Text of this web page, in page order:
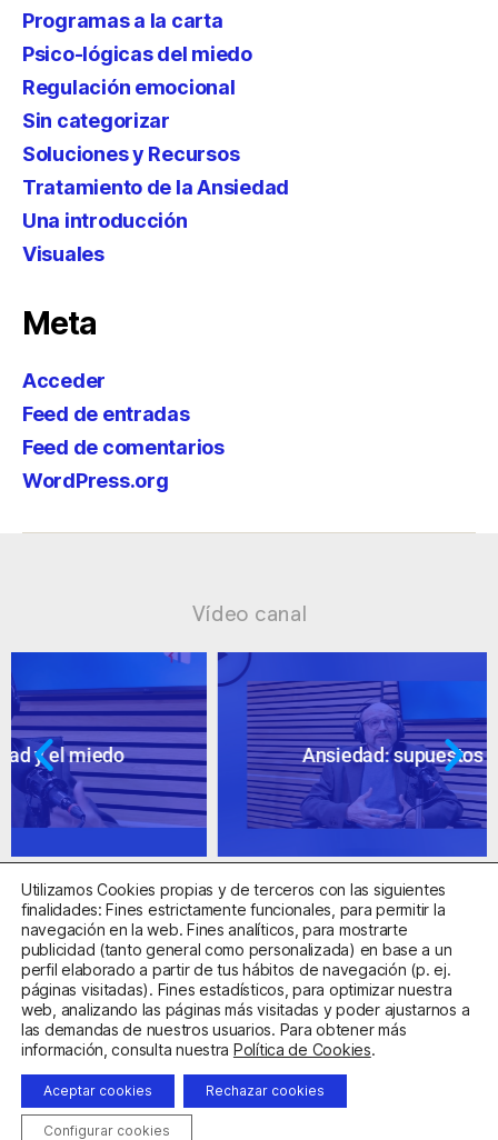
Programas a la carta
Psico-lógicas del miedo
Regulación emocional
Sin categorizar
Soluciones y Recursos
Tratamiento de la Ansiedad
Una introducción
Visuales
Meta
Acceder
Feed de entradas
Feed de comentarios
WordPress.org
Vídeo canal
Ansiedad: supuestos cuestionables
Centro Sanitario Autorizado con el código E08737002
Aviso LegalPolítica de PrivacidadPolítica de Cookies
Clínica de la Ansiedad. Teléfonos:932263020
Correo:
Utilizamos Cookies propias y de terceros con las siguientes
finalidades: Fines estrictamente funcionales, para permitir la
navegación en la web. Fines analíticos, para mostrarte
publicidad (tanto general como personalizada) en base a un
perfil elaborado a partir de tus hábitos de navegación (p. ej.
páginas visitadas). Fines estadísticos, para optimizar nuestra
web, analizando las páginas más visitadas y poder ajustarnos a
las demandas de nuestros usuarios. Para obtener más
información, consulta nuestra Política de Cookies.
Aceptar cookies Rechazar cookies
Configurar cookies